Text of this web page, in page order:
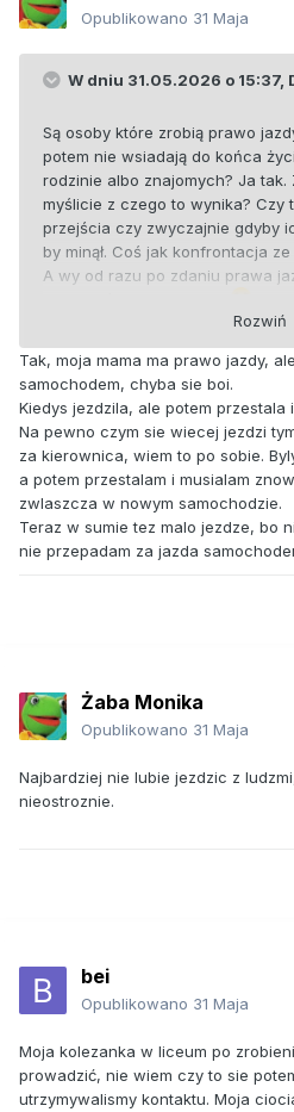
Opublikowano 31 Maja
W dniu 31.05.2026 o 15:37,
Są osoby które zrobią prawo
potem nie wsiadają do końca
rodzinie albo znajomych? Ja tak.
myślicie z czego to wynika? Czy
przejścia czy zwyczajnie gdyby
by minął. Coś jak konfrontacja
A wy od razu po zdaniu prawa
Chyba dałam w złej kategorii.
Rozwiń
Tak, moja mama ma prawo jazdy,
samochodem, chyba sie boi.
Kiedys jezdzila, ale potem przestala
Na pewno czym sie wiecej jezdzi
za kierownica, wiem to po sobie.
a potem przestalam i musialam
zwlaszcza w nowym samochodzie.
Teraz w sumie tez malo jezdze, bo
nie przepadam za jazda
Żaba Monika
Opublikowano 31 Maja
Najbardziej nie lubie jezdzic z
nieostroznie.
bei
Opublikowano 31 Maja
Moja kolezanka w liceum po
prowadzić, nie wiem czy to sie
utrzymywalismy kontaktu. Moja